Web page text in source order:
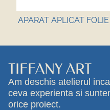
APARAT APLICAT
TIFFANY ART
Am deschis atelierul
ceva experienta si
orice proiect.